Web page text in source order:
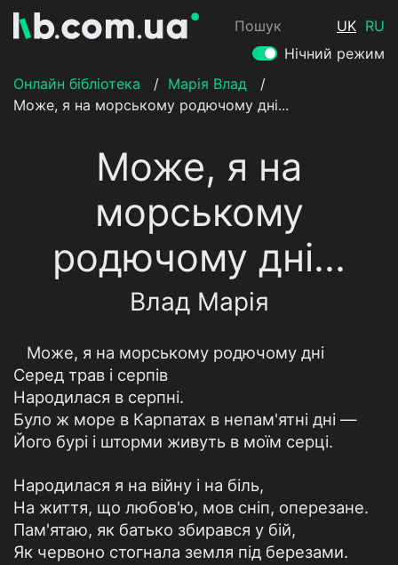
Пошук UK RU
Нічний режим
Онлайн бібліотека
/ Марія Влад
/
Може, я на морському родючому дні...
Може, я на
морському
родючому дні...
Влад Марія
Може, я на морському родючому дні
Серед трав і серпів
Народилася в серпні.
Було ж море в Карпатах в непам'ятні дні —
Його бурі і шторми живуть в моїм серці.
Народилася я на війну і на біль,
На життя, що любов'ю, мов сніп, оперезане.
Пам'ятаю, як батько збирався у бій,
Як червоно стогнала земля під березами.